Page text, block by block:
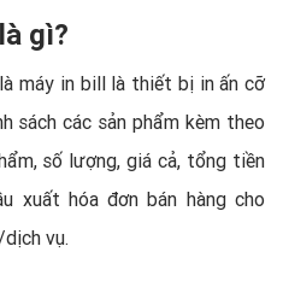
gì?
máy in bill là thiết bị in ấn cỡ
sách các sản phẩm kèm theo
số lượng, giá cả, tổng tiền
xuất hóa đơn bán hàng cho
vụ.